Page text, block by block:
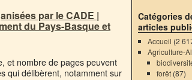
par le CADE |
du Pays-Basque et
et nombre de pages peuvent
qui délibèrent, notamment sur
Catégories
articles
Accueil (2
Agriculture-
forêt (87)